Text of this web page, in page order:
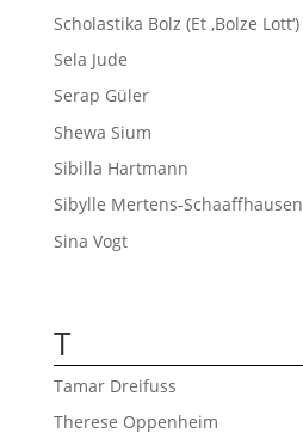
Scholastika Bolz (Et ‚Bolze Lott‘)
Sela Jude
Serap Güler
Shewa Sium
Sibilla Hartmann
Sibylle Mertens-Schaaffhausen
Sina Vogt
T
Tamar Dreifuss
Therese Oppenheim